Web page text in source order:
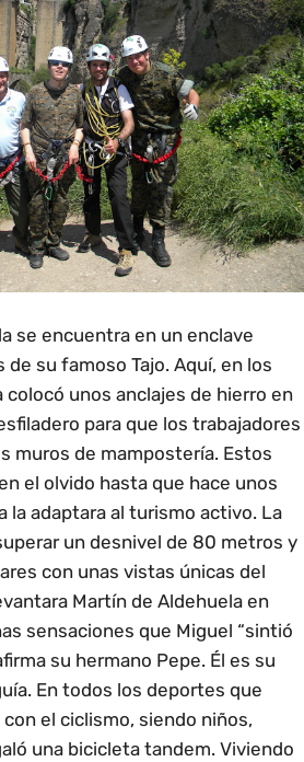
se encuentra en un enclave
de su famoso Tajo. Aquí, en los
unos anclajes de hierro en
para que los trabajadores
muros de mampostería. Estos
el olvido hasta que hace unos
la adaptara al turismo activo. La
un desnivel de 80 metros y
con unas vistas únicas del
Martín de Aldehuela en
sensaciones que Miguel “sintió
su hermano Pepe. Él es su
En todos los deportes que
el ciclismo, siendo niños,
una bicicleta tandem. Viviendo